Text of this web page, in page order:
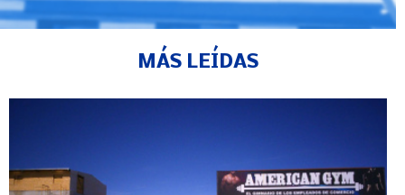
MÁS LEÍDAS